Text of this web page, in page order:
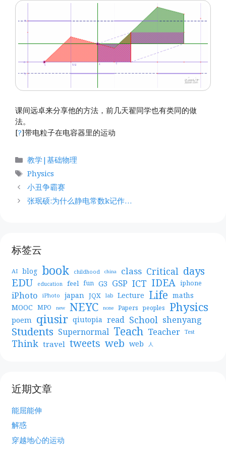
课间远卓来分享他的方法，前几天翟同学也有类同的做
法。
[?]带电粒子在电容器里的运动
分
类
教学|基础物理
标
签
Physics
小丑争霸赛
张珉硕:为什么静电常数k记作…
标签云
AI blog book childhood china class Critical days
EDU education feel fun G3 GSP ICT IDEA iphone
iPhoto iPhoto japan JQX lab Lecture Life maths
MOOC MPO new NEYC none Papers peoples Physics
poem qiusir qiutopia read School shenyang
Students Supernormal Teach Teacher Test
Think travel tweets web web 人
近期文章
能屈能伸
解惑
穿越地心的运动